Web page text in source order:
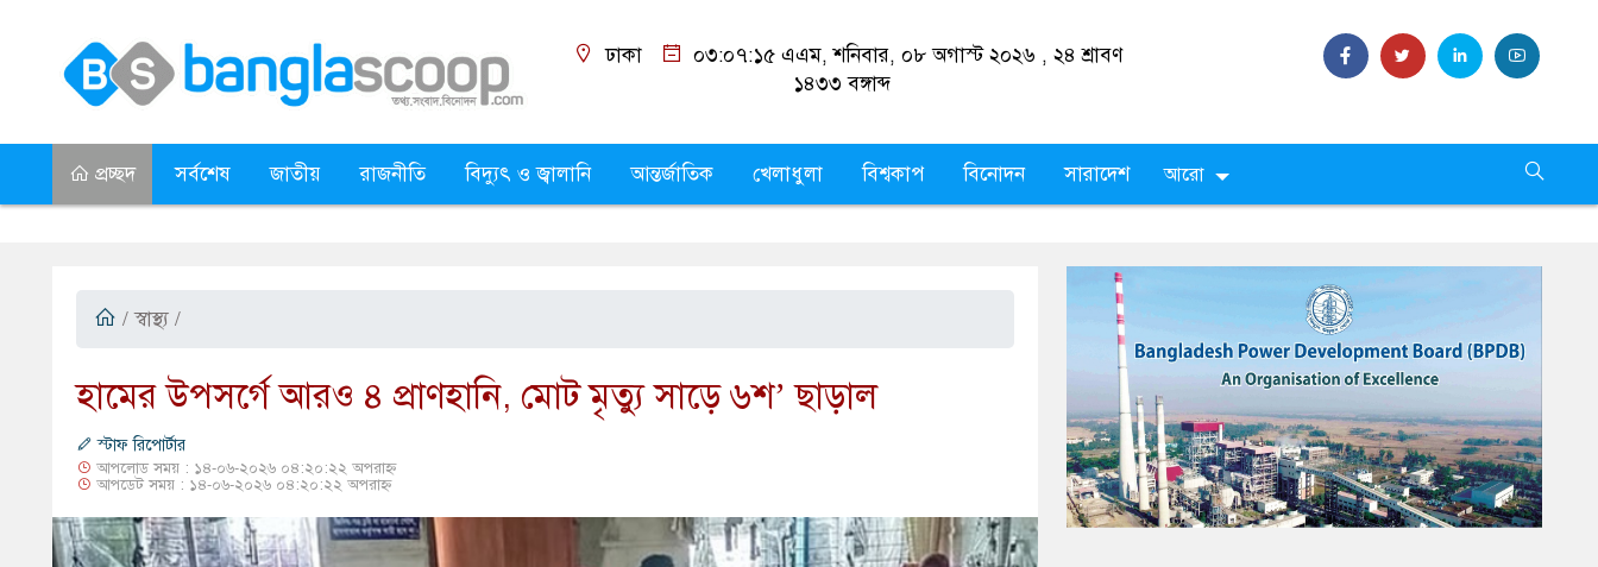
ঢাকা ০৩:০৭:১৬ এএম, শনিবার, ০৮ অগাস্ট ২০২৬ , ২৪
শ্রাবণ ১৪৩৩বঙ্গাব্দ
প্রচ্ছদ সর্বশেষ জাতীয় রাজনীতি বিদ্যুৎ ও জ্বালানি আন্তর্জাতিক খেলাধুলা বিশ্বকাপ বিনোদন সারাদেশ আরো
/ স্বাস্থ্য /
হামের উপসর্গে আরও ৪ প্রাণহানি, মোট মৃত্যু সাড়ে ৬শ’ ছাড়াল
স্টাফ রিপোর্টার
আপলোড সময় : ১৪-০৬-২০২৬ ০৪:২০:২২ অপরাহ্ন
আপডেট সময় : ১৪-০৬-২০২৬ ০৪:২০:২২ অপরাহ্ন